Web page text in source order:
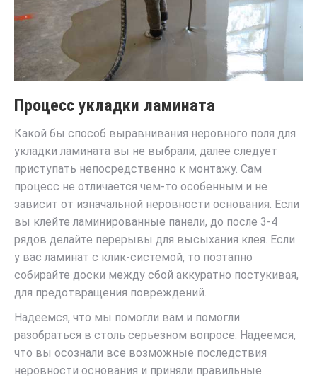
Процесс укладки ламината
Какой бы способ выравнивания неровного поля для
укладки ламината вы не выбрали, далее следует
приступать непосредственно к монтажу. Сам
процесс не отличается чем-то особенным и не
зависит от изначальной неровности основания. Если
вы клейте ламинированные панели, до после 3-4
рядов делайте перерывы для высыхания клея. Если
у вас ламинат с клик-системой, то поэтапно
собирайте доски между сбой аккуратно постукивая,
для предотвращения повреждений.
Надеемся, что мы помогли вам и помогли
разобраться в столь серьезном вопросе. Надеемся,
что вы осознали все возможные последствия
неровности основания и приняли правильные